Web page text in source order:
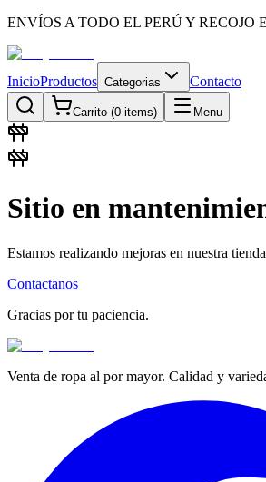
ENVÍOS A TODO EL PERÚ Y RECOJO
InicioProductos Categorias Contacto
Carrito (0 items) Menu
Sitio en
Estamos realizando mejoras en nuestra
Contactanos
Gracias por tu paciencia.
Venta de ropa al por mayor. Calidad y